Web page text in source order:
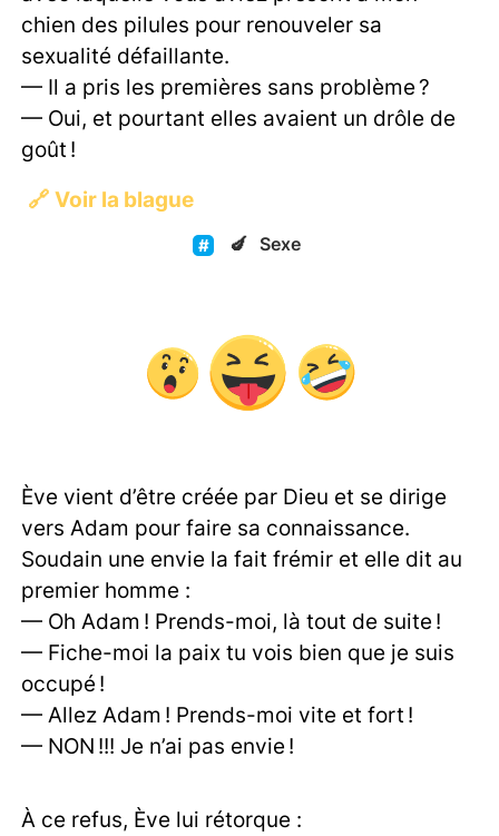
chien des pilules pour renouveler sa
sexualité défaillante.
— Il a pris les premières sans problème ?
— Oui, et pourtant elles avaient un drôle de
goût !
🔗 Voir la blague
🍆 Sexe
Ève vient d’être créée par Dieu et se dirige
vers Adam pour faire sa connaissance.
Soudain une envie la fait frémir et elle dit au
premier homme :
— Oh Adam ! Prends-moi, là tout de suite !
— Fiche-moi la paix tu vois bien que je suis
occupé !
— Allez Adam ! Prends-moi vite et fort !
— NON !!! Je n’ai pas envie !
À ce refus, Ève lui rétorque :